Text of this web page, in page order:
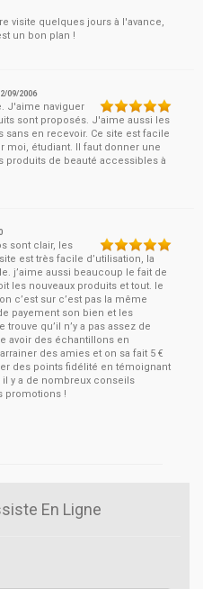
visite quelques jours à l'avance,
un bon plan !
09/2006
J'aime naviguer
sont proposés. J'aime aussi les
en recevoir. Ce site est facile
moi, étudiant. Il faut donner une
produits de beauté accessibles à
sont clair, les
est très facile d’utilisation, la
j’aime aussi beaucoup le fait de
les nouveaux produits et tout. le
c’est sur c’est pas la même
payement son bien et les
qu’il n’y a pas assez de
avoir des échantillons en
des amies et on sa fait 5 €
des points fidélité en témoignant
il y a de nombreux conseils
promotions !
En Ligne